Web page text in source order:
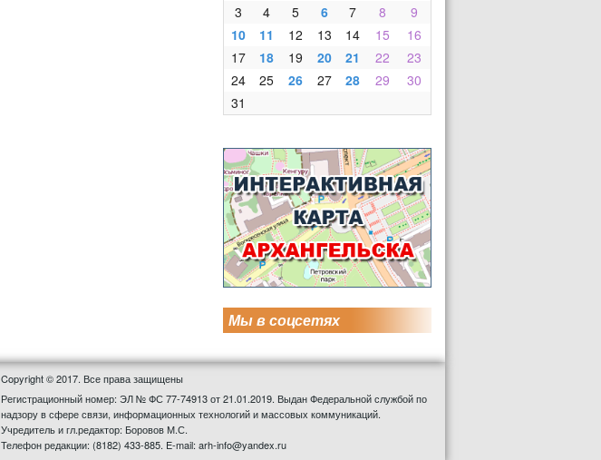
3
4 5 6 7 8
9
10
11 12 13 14 15
16
17
18 19 20 21 22
23
24
25 26 27 28 29
30
31
Мы в соцсетях
Copyright © 2017. Все права защищены
Регистрационный номер: ЭЛ № ФС 77-74913 от 21.01.2019. Выдан Федеральной службой по
надзору в сфере связи, информационных технологий и массовых коммуникаций.
Учредитель и гл.редактор: Боровов М.С.
Телефон редакции: (8182) 433-885. E-mail: arh-info@yandex.ru